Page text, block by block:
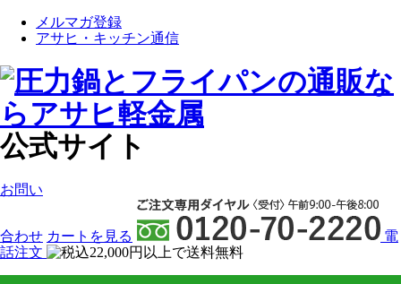
メルマガ登録
アサヒ・キッチン通信
公式サイト
お問い
合わせ カート を見る
電
話注文